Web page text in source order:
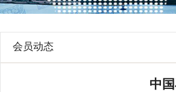
会员动态
中